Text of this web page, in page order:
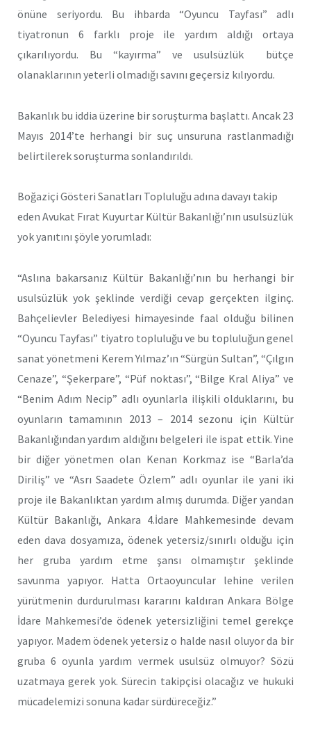
önüne seriyordu. Bu ihbarda “Oyuncu Tayfası” adlı
tiyatronun 6 farklı proje ile yardım aldığı ortaya
çıkarılıyordu. Bu “kayırma” ve usulsüzlük bütçe
olanaklarının yeterli olmadığı savını geçersiz kılıyordu.
Bakanlık bu iddia üzerine bir soruşturma başlattı. Ancak 23
Mayıs 2014’te herhangi bir suç unsuruna rastlanmadığı
belirtilerek soruşturma sonlandırıldı.
Boğaziçi Gösteri Sanatları Topluluğu adına davayı takip
eden Avukat Fırat Kuyurtar Kültür Bakanlığı’nın usulsüzlük
yok yanıtını şöyle yorumladı:
“Aslına bakarsanız Kültür Bakanlığı’nın bu herhangi bir
usulsüzlük yok şeklinde verdiği cevap gerçekten ilginç.
Bahçelievler Belediyesi himayesinde faal olduğu bilinen
“Oyuncu Tayfası” tiyatro topluluğu ve bu topluluğun genel
sanat yönetmeni Kerem Yılmaz’ın “Sürgün Sultan”, “Çılgın
Cenaze”, “Şekerpare”, “Püf noktası”, “Bilge Kral Aliya” ve
“Benim Adım Necip” adlı oyunlarla ilişkili olduklarını, bu
oyunların tamamının 2013 – 2014 sezonu için Kültür
Bakanlığından yardım aldığını belgeleri ile ispat ettik. Yine
bir diğer yönetmen olan Kenan Korkmaz ise “Barla’da
Diriliş” ve “Asrı Saadete Özlem” adlı oyunlar ile yani iki
proje ile Bakanlıktan yardım almış durumda. Diğer yandan
Kültür Bakanlığı, Ankara 4.İdare Mahkemesinde devam
eden dava dosyamıza, ödenek yetersiz/sınırlı olduğu için
her gruba yardım etme şansı olmamıştır şeklinde
savunma yapıyor. Hatta Ortaoyuncular lehine verilen
yürütmenin durdurulması kararını kaldıran Ankara Bölge
İdare Mahkemesi’de ödenek yetersizliğini temel gerekçe
yapıyor. Madem ödenek yetersiz o halde nasıl oluyor da bir
gruba 6 oyunla yardım vermek usulsüz olmuyor? Sözü
uzatmaya gerek yok. Sürecin takipçisi olacağız ve hukuki
mücadelemizi sonuna kadar sürdüreceğiz.”